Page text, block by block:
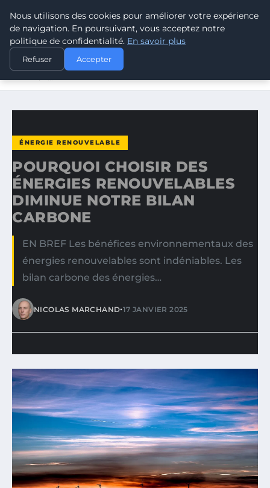
CLIMATE RESPONSE BLOG
ACCUEIL
ÉNERGIE RENOUVELABLE
POURQUOI CHOISIR DES ÉNERGIES RENOUVELABLES
ÉNERGIE RENOUVELABLE
POURQUOI CHOISIR DES
ÉNERGIES RENOUVELABLES
DIMINUE NOTRE BILAN
CARBONE
EN BREF Les bénéfices environnementaux des
énergies renouvelables sont indéniables. Les
bilan carbone des énergies…
NICOLAS MARCHAND•17 JANVIER 2025
Nous utilisons des cookies pour améliorer votre expérience
de navigation. En poursuivant, vous acceptez notre
politique de confidentialité. En savoir plus
Refuser Accepter